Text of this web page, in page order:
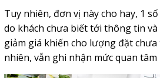
Tuy nhiên, đơn vị này cho hay, 1
do khách chưa biết tới thông tin và
giảm giá khiến cho lượng đặt
nhiên, vẫn ghi nhận mức quan tâm